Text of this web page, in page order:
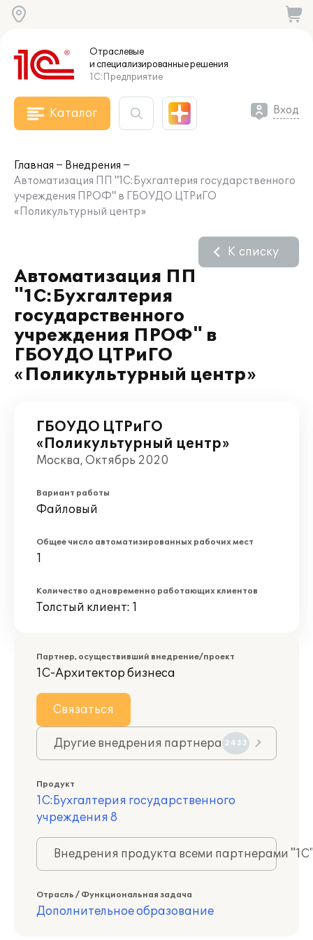
Отраслевые
и специализированныерешения
1С:Предприятие
Каталог Вход
Главная
Внедрения
Автоматизация ПП "1С:Бухгалтерия государственного
учреждения ПРОФ" в ГБОУДО ЦТРиГО
«Поликультурный центр»
Автоматизация ПП
"1С:Бухгалтерия
государственного
учреждения ПРОФ" в
ГБОУДО ЦТРиГО
«Поликультурный центр»
К списку
ГБОУДО ЦТРиГО
«Поликультурный центр»
Москва, Октябрь 2020
Вариант работы
Файловый
Общее число автоматизированных рабочих мест
1
Количество одновременно работающих клиентов
Толстый клиент: 1
Партнер, осуществивший внедрение/проект
1С-Архитектор бизнеса
Связаться
Другие внедрения партнера 2433
Продукт
1С:Бухгалтерия государственного
учреждения 8
Внедрения продукта всеми партнерами
Отрасль / Функциональная задача
Дополнительное образование